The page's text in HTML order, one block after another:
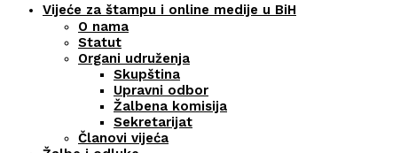
Vijeće za štampu i online medije u BiH
O nama
Statut
Organi udruženja
Skupština
Upravni odbor
Žalbena komisija
Sekretarijat
Članovi vijeća